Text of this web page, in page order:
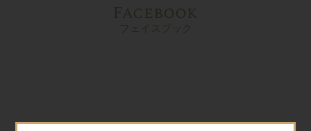
Facebook
フェイスブック